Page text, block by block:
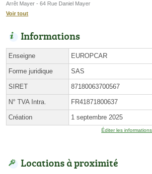
Arrêt Mayer - 64 Rue Daniel Mayer
Voir tout
Informations
Enseigne EUROPCAR
Forme juridique SAS
SIRET 87180063700567
N° TVA Intra. FR41871800637
Création 1 septembre 2025
Éditer les
Locations à proximité